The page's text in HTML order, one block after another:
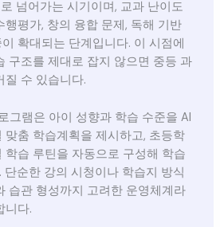
넘어가는 시기이며, 교과 난이도
행평가, 창의 융합 문제, 독해 기반
확대되는 단계입니다. 이 시점에
구조를 제대로 잡지 않으면 중등 과
질 수 있습니다.
그램은 아이 성향과 학습 수준을 AI
맞춤 학습계획을 제시하고, 초등학
학습 루틴을 자동으로 구성해 학습
단순한 강의 시청이나 학습지 방식
습관 형성까지 고려한 운영체계라
니다.